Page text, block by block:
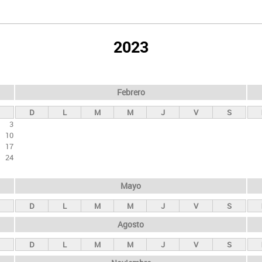
2023
3
10
17
24
Febrero
D L M M J V S
Mayo
D L M M J V S
Agosto
D L M M J V S